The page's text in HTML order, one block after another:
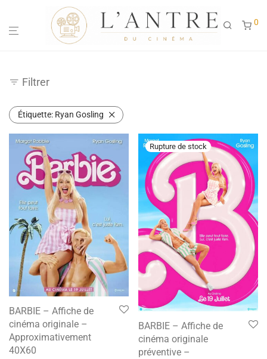
0
Filtrer
Étiquette: Ryan Gosling
BARBIE – Affiche de
cinéma originale –
Approximativement
40X60
BARBIE – Affiche de
cinéma originale
préventive –